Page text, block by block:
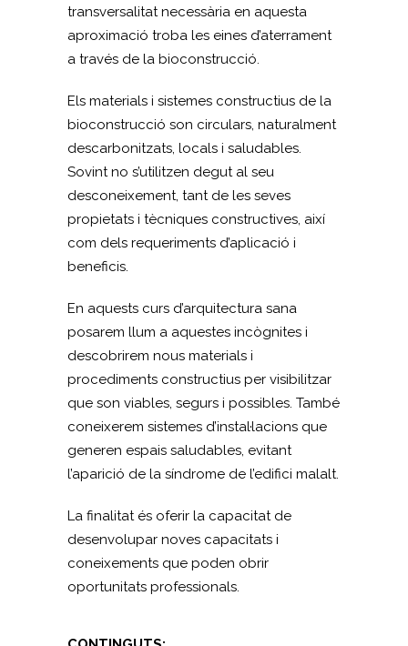
transversalitat necessària en aquesta
aproximació troba les eines d’aterrament
a través de la bioconstrucció.
Els materials i sistemes constructius de la
bioconstrucció son circulars, naturalment
descarbonitzats, locals i saludables.
Sovint no s’utilitzen degut al seu
desconeixement, tant de les seves
propietats i tècniques constructives, així
com dels requeriments d’aplicació i
beneficis.
En aquests curs d’arquitectura sana
posarem llum a aquestes incògnites i
descobrirem nous materials i
procediments constructius per visibilitzar
que son viables, segurs i possibles. També
coneixerem sistemes d’instal·lacions que
generen espais saludables, evitant
l’aparició de la síndrome de l’edifici malalt.
La finalitat és oferir la capacitat de
desenvolupar noves capacitats i
coneixements que poden obrir
oportunitats professionals.